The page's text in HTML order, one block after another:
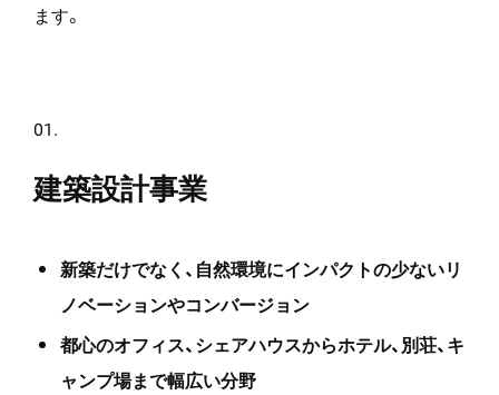
ます。
01.
建築設計事業
新築だけでなく、自然環境にインパクトの少ないリ
ノベーションやコンバージョン
都心のオフィス、シェアハウスからホテル、別荘、キ
ャンプ場まで幅広い分野